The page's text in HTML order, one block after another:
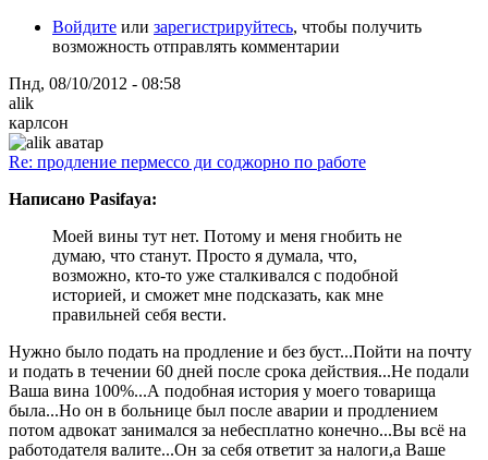
Войдите или зарегистрируйтесь, чтобы получить
возможность отправлять комментарии
Пнд, 08/10/2012 - 08:58
alik
карлсон
Re: продление пермессо ди соджорно по работе
Написано Pasifaya:
Моей вины тут нет. Потому и меня гнобить не
думаю, что станут. Просто я думала, что,
возможно, кто-то уже сталкивался с подобной
историей, и сможет мне подсказать, как мне
правильней себя вести.
Нужно было подать на продление и без буст...Пойти на почту
и подать в течении 60 дней после срока действия...Не подали
Ваша вина 100%...А подобная история у моего товарища
была...Но он в больнице был после аварии и продлением
потом адвокат занимался за небесплатно конечно...Вы всё на
работодателя валите...Он за себя ответит за налоги,а Ваше